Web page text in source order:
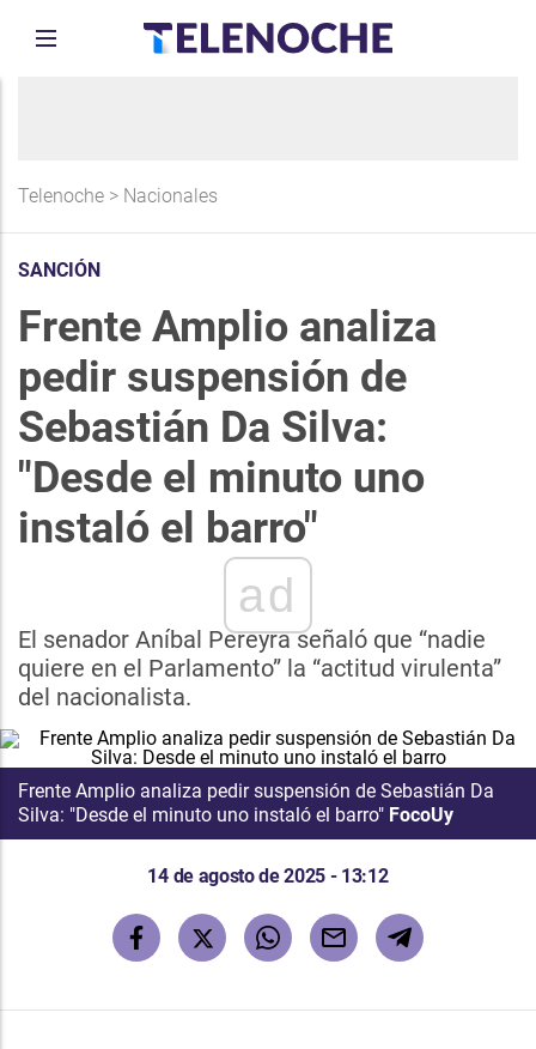
Telenoche > Nacionales
SANCIÓN
Frente Amplio analiza
pedir suspensión de
Sebastián Da Silva:
"Desde el minuto uno
instaló el barro"
ad
El senador Aníbal Pereyra señaló que “nadie
quiere en el Parlamento” la “actitud virulenta”
del nacionalista.
Frente Amplio analiza pedir suspensión de Sebastián Da
Silva: "Desde el minuto uno instaló el barro" FocoUy
14 de agosto de 2025 - 13:12